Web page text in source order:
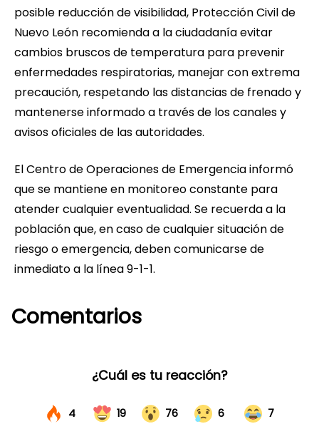
posible reducción de visibilidad, Protección Civil de
Nuevo León recomienda a la ciudadanía evitar
cambios bruscos de temperatura para prevenir
enfermedades respiratorias, manejar con extrema
precaución, respetando las distancias de frenado y
mantenerse informado a través de los canales y
avisos oficiales de las autoridades.
El Centro de Operaciones de Emergencia informó
que se mantiene en monitoreo constante para
atender cualquier eventualidad. Se recuerda a la
población que, en caso de cualquier situación de
riesgo o emergencia, deben comunicarse de
inmediato a la línea 9-1-1.
Comentarios